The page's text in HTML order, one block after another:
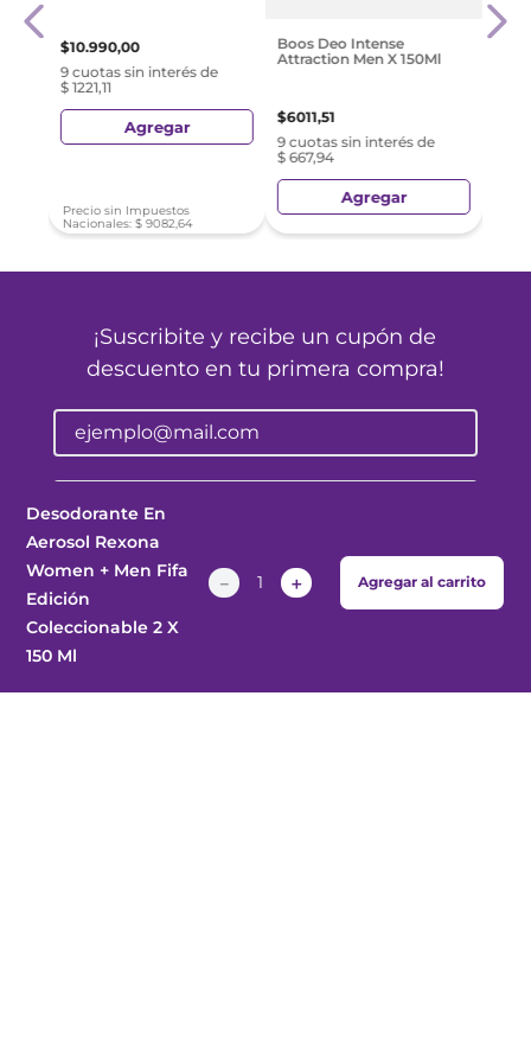
Desodorante En
Aerosol Rexona
Women + Men Fifa
Edición
Coleccionable 2 X
150 Ml
＋
－ Agregar al carrito
$10.990,00
9 cuotas sin interés de
$ 1221,11
Agregar
Precio sin Impuestos
Nacionales: $ 9082,64
Boos Deo Intense
Attraction Men X 150Ml
$6011,51
9 cuotas sin interés de
$ 667,94
Agregar
Sin
$
¡Suscribite y recibe un cupón de
descuento en tu primera compra!
Provincia
Enviar